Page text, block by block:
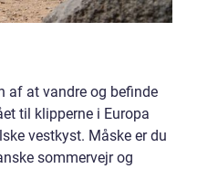
af at vandre og befinde
til klipperne i Europa
vestkyst. Måske er du
sommervejr og